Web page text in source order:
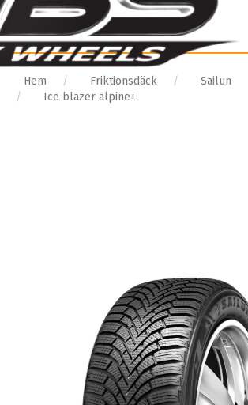
Hem Friktionsdäck
Sailun
Ice blazer alpine+